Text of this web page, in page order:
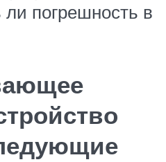
погрешность в